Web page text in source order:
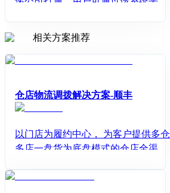
相关方案推荐
仓店物流调拨解决方案-顺丰
以门店为履约中心， 为客户提供多仓
多店一盘货为底盘模式的仓店全渠道